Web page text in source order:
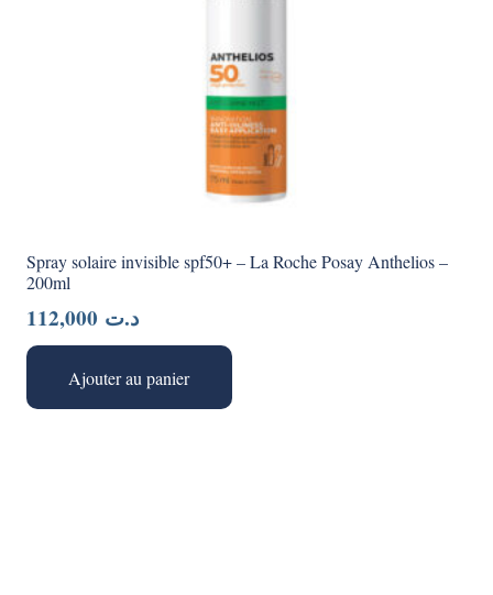
Spray solaire invisible spf50+ – La Roche Posay Anthelios –
200ml
د.ت
Ajouter au panier